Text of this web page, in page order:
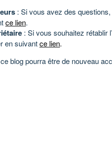
: Si vous avez des
ce lien.
: Si vous souhaitez rétablir
en suivantce lien.
blog pourra être de nouveau